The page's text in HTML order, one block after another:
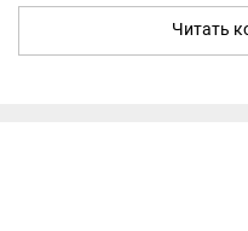
Читать